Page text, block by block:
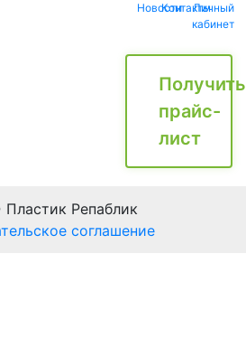
НовостиКонтактыЛичный
кабинет
Получить
прайс-
лист
Репаблик
соглашение